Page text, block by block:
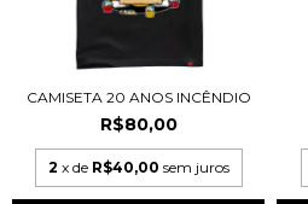
CAMISETA 20 ANOS INCÊNDIO
R$80,00
2 x de R$40,00 sem juros